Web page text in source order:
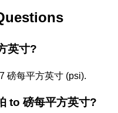
英寸?
磅每平方英寸 (psi).
to 磅每平方英寸?